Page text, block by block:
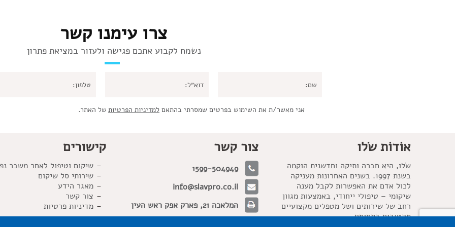
צרו עימנו קשר
נשמח לקבוע אתכם פגישה ולעזור במציאת פתרון
אני מאשר/ת את השימוש בפרטים שמסרתי בהתאם למדיניות הפרטיות של האתר.
אוֹדוֹת שׂלו
שׂלו, היא חברה ותיקה וחדשנית הוקמה
בשנת 1997. בשנים האחרונות מעניקה
לכול אדם את האפשרות לקבל מענה
שיקומי – טיפולי ייחודי, באמצעות מגוון
רחב של שירותים ושל מטפלים מקצועיים
מהטובים בתחומם.
צור קשר
1599-504949
info@slavpro.co.il
המלאכה 21, פארק אפק ראש העין
קישורים
שיקום וטיפול לאחר משבר
שירותי סל שיקום
מאגר הידע
צור קשר
מדיניות פרטיות